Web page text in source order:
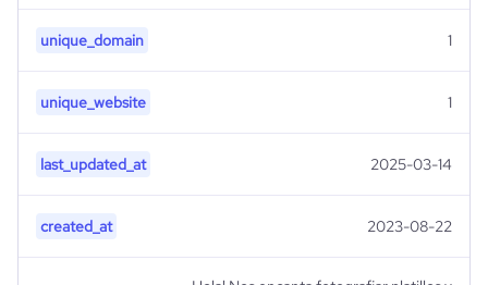
unique_domain 1
unique_website 1
last_updated_at 2025-03-14
created_at 2023-08-22